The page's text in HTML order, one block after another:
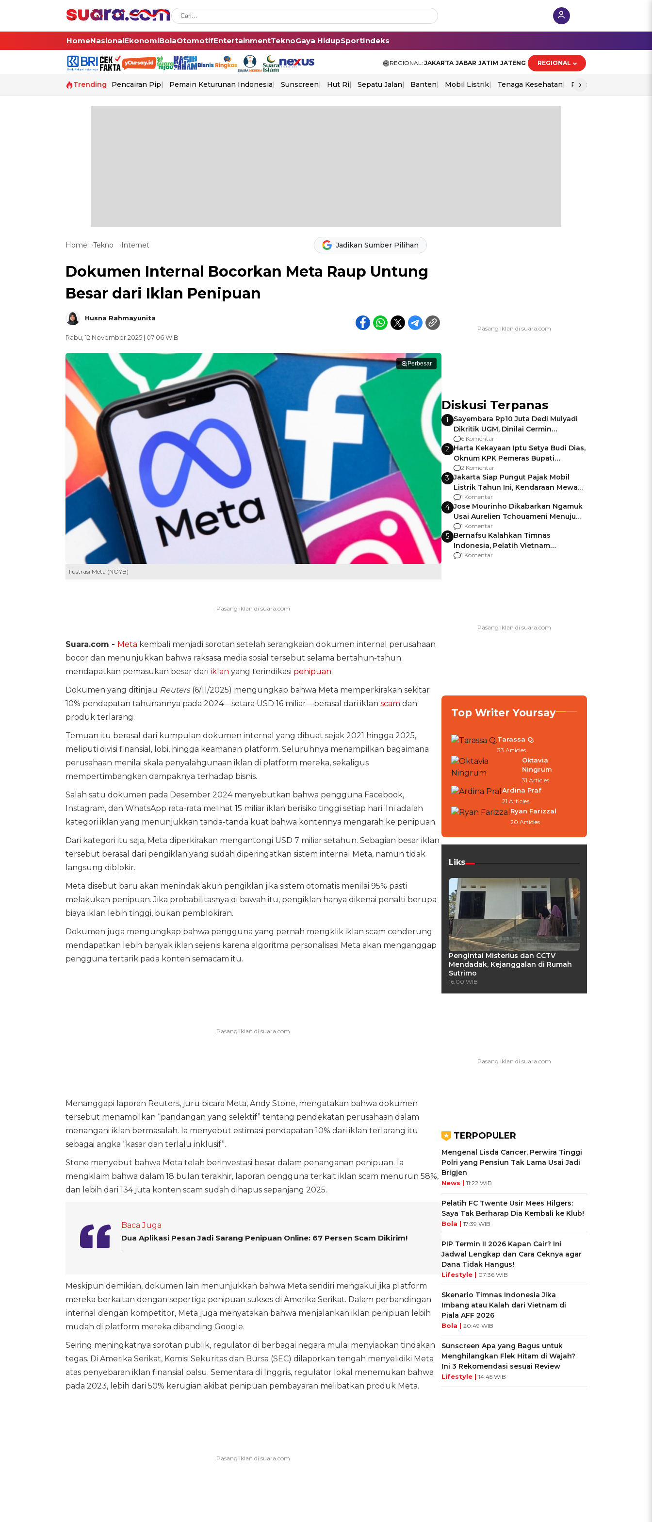
HomeNasionalEkonomiBolaOtomotifEntertainmentTeknoGaya HidupSportIndeks
REGIONAL: JAKARTA JABAR JATIM JATENG REGIONAL
Trending Pencairan Pip Pemain Keturunan Indonesia Sunscreen Hut Ri Sepatu Jalan Banten Mobil Listrik Tenaga Kesehatan Piala Aff 2026
›
Home Tekno Internet Jadikan Sumber Pilihan
Dokumen Internal Bocorkan Meta Raup Untung
Besar dari Iklan Penipuan
Husna Rahmayunita
Rabu, 12 November 2025 | 07:06 WIB
Perbesar
Ilustrasi Meta (NOYB)
Suara.com - Meta kembali menjadi sorotan setelah serangkaian dokumen internal perusahaan
bocor dan menunjukkan bahwa raksasa media sosial tersebut selama bertahun-tahun
mendapatkan pemasukan besar dari iklan yang terindikasi penipuan.
Dokumen yang ditinjau Reuters(6/11/2025) mengungkap bahwa Meta memperkirakan sekitar
10% pendapatan tahunannya pada 2024—setara USD 16 miliar—berasal dari iklan scam dan
produk terlarang.
Temuan itu berasal dari kumpulan dokumen internal yang dibuat sejak 2021 hingga 2025,
meliputi divisi finansial, lobi, hingga keamanan platform. Seluruhnya menampilkan bagaimana
perusahaan menilai skala penyalahgunaan iklan di platform mereka, sekaligus
mempertimbangkan dampaknya terhadap bisnis.
Salah satu dokumen pada Desember 2024 menyebutkan bahwa pengguna Facebook,
Instagram, dan WhatsApp rata-rata melihat 15 miliar iklan berisiko tinggi setiap hari. Ini adalah
kategori iklan yang menunjukkan tanda-tanda kuat bahwa kontennya mengarah ke penipuan.
Dari kategori itu saja, Meta diperkirakan mengantongi USD 7 miliar setahun. Sebagian besar iklan
tersebut berasal dari pengiklan yang sudah diperingatkan sistem internal Meta, namun tidak
langsung diblokir.
Meta disebut baru akan menindak akun pengiklan jika sistem otomatis menilai 95% pasti
melakukan penipuan. Jika probabilitasnya di bawah itu, pengiklan hanya dikenai penalti berupa
biaya iklan lebih tinggi, bukan pemblokiran.
Dokumen juga mengungkap bahwa pengguna yang pernah mengklik iklan scam cenderung
mendapatkan lebih banyak iklan sejenis karena algoritma personalisasi Meta akan menganggap
pengguna tertarik pada konten semacam itu.
Menanggapi laporan Reuters, juru bicara Meta, Andy Stone, mengatakan bahwa dokumen
tersebut menampilkan “pandangan yang selektif” tentang pendekatan perusahaan dalam
menangani iklan bermasalah. Ia menyebut estimasi pendapatan 10% dari iklan terlarang itu
sebagai angka “kasar dan terlalu inklusif”.
Stone menyebut bahwa Meta telah berinvestasi besar dalam penanganan penipuan. Ia
mengklaim bahwa dalam 18 bulan terakhir, laporan pengguna terkait iklan scam menurun 58%,
dan lebih dari 134 juta konten scam sudah dihapus sepanjang 2025.
Baca Juga
Dua Aplikasi Pesan Jadi Sarang Penipuan Online: 67 Persen Scam Dikirim!
Meskipun demikian, dokumen lain menunjukkan bahwa Meta sendiri mengakui jika platform
mereka berkaitan dengan sepertiga penipuan sukses di Amerika Serikat. Dalam perbandingan
internal dengan kompetitor, Meta juga menyatakan bahwa menjalankan iklan penipuan lebih
mudah di platform mereka dibanding Google.
Seiring meningkatnya sorotan publik, regulator di berbagai negara mulai menyiapkan tindakan
tegas. Di Amerika Serikat, Komisi Sekuritas dan Bursa (SEC) dilaporkan tengah menyelidiki Meta
atas penyebaran iklan finansial palsu. Sementara di Inggris, regulator lokal menemukan bahwa
pada 2023, lebih dari 50% kerugian akibat penipuan pembayaran melibatkan produk Meta.
Diskusi Terpanas
1
Sayembara Rp10 Juta Dedi Mulyadi
Dikritik UGM, Dinilai Cermin
Gagalnya Negara Jamin Keamanan
6 Komentar
2 Harta Kekayaan Iptu Setya Budi Dias,
Oknum KPK Pemeras Bupati
Pemalang
2 Komentar
3 Jakarta Siap Pungut Pajak Mobil
Listrik Tahun Ini, Kendaraan Mewah
Kena hingga 75% PKB
1 Komentar
4 Jose Mourinho Dikabarkan Ngamuk
Usai Aurelien Tchouameni Menuju
Manchester United
1 Komentar
5 Bernafsu Kalahkan Timnas
Indonesia, Pelatih Vietnam
Berencana Pakai Jimat di Pakansari
1 Komentar
Top Writer Yoursay
Tarassa Q.
33 Articles
Oktavia
Ningrum
31 Articles
Ardina Praf
21 Articles
Ryan Farizzal
20 Articles
Liks
Pengintai Misterius dan CCTV
Mendadak, Kejanggalan di Rumah
Sutrimo
16:00 WIB
TERPOPULER
Mengenal Lisda Cancer, Perwira Tinggi
Polri yang Pensiun Tak Lama Usai Jadi
Brigjen
News | 11:22 WIB
Pelatih FC Twente Usir Mees Hilgers:
Saya Tak Berharap Dia Kembali ke Klub!
Bola | 17:39 WIB
PIP Termin II 2026 Kapan Cair? Ini
Jadwal Lengkap dan Cara Ceknya agar
Dana Tidak Hangus!
Lifestyle | 07:36 WIB
Skenario Timnas Indonesia Jika
Imbang atau Kalah dari Vietnam di
Piala AFF 2026
Bola | 20:49 WIB
Sunscreen Apa yang Bagus untuk
Menghilangkan Flek Hitam di Wajah?
Ini 3 Rekomendasi sesuai Review
Lifestyle | 14:45 WIB